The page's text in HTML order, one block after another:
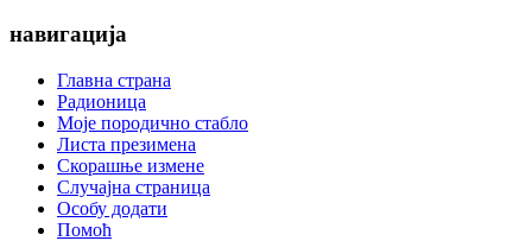
навигација
Главна страна
Радионица
Моје породично стабло
Листа презимена
Скорашње измене
Случајна страница
Особу додати
Помоћ